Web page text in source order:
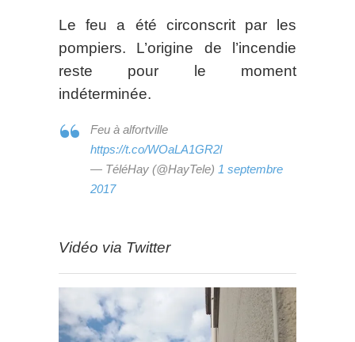
Le feu a été circonscrit par les
pompiers. L’origine de l’incendie
reste pour le moment
indéterminée.
Feu à alfortville
https://t.co/WOaLA1GR2l
— TéléHay (@HayTele) 1 septembre
2017
Vidéo via Twitter